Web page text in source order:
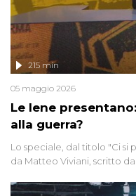
Le Iene
alla guerra?
215 min
05 maggio 2026
Lo speciale, dal titolo "Ci si
da Matteo Viviani, scritto
di settore - su quanto la